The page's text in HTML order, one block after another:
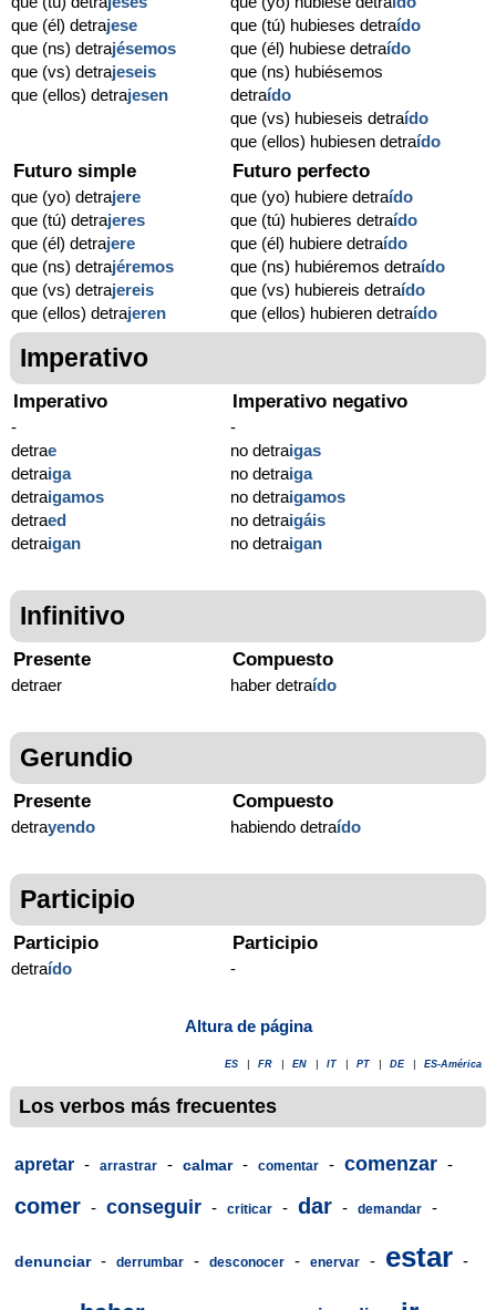
que (él) detrajese
que (ns) detrajésemos
que (vs) detrajeseis
que (ellos) detrajesen
que (tú) hubieses detraído
que (él) hubiese detraído
que (ns) hubiésemos
detraído
que (vs) hubieseis detraído
que (ellos) hubiesen detraído
Futuro simple
que (yo) detrajere
que (tú) detrajeres
que (él) detrajere
que (ns) detrajéremos
que (vs) detrajereis
que (ellos) detrajeren
Futuro perfecto
que (yo) hubiere detraído
que (tú) hubieres detraído
que (él) hubiere detraído
que (ns) hubiéremos detraído
que (vs) hubiereis detraído
que (ellos) hubieren detraído
Imperativo
Imperativo
-
detrae
detraiga
detraigamos
detraed
detraigan
Imperativo negativo
-
no detraigas
no detraiga
no detraigamos
no detraigáis
no detraigan
Infinitivo
Presente
detraer
Compuesto
haber detraído
Gerundio
Presente
detrayendo
Compuesto
habiendo detraído
Participio
Participio
detraído
Participio
-
Altura de página
ES FR EN IT PT DE ES-América
Los verbos más frecuentes
apretar - arrastrar - calmar - comentar - comenzar -
comer - conseguir - criticar - dar - demandar -
denunciar - derrumbar - desconocer - enervar - estar -